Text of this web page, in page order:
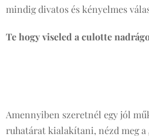
mindig divatos és kényelmes
Te hogy viseled a culotte
Amennyiben szeretnél egy jól
ruhatárat kialakítani, nézd meg a